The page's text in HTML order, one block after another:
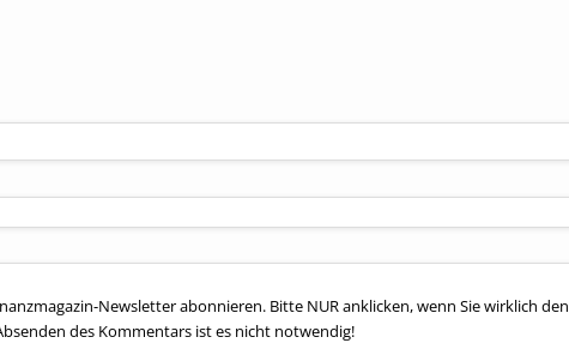
Newsletter abonnieren. Bitte NUR anklicken, wenn Sie wirklich den
des Kommentars ist es nicht notwendig!